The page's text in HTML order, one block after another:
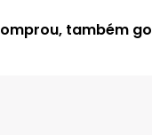
também